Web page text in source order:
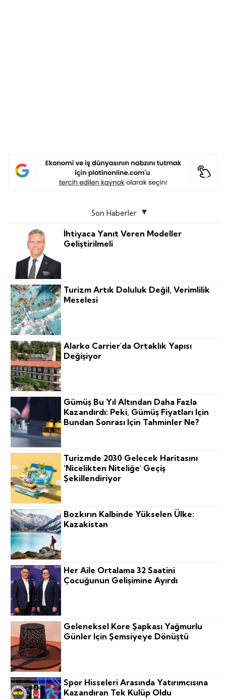
Son Haberler
İhtiyaca Yanıt Veren Modeller
Geliştirilmeli
Turizm Artık Doluluk Değil, Verimlilik
Meselesi
Alarko Carrier'da Ortaklık Yapısı
Değişiyor
Gümüş Bu Yıl Altından Daha Fazla
Kazandırdı: Peki, Gümüş Fiyatları Için
Bundan Sonrası Için Tahminler Ne?
Turizmde 2030 Gelecek Haritasını
‘nicelikten Niteliğe' Geçiş
Şekillendiriyor
Bozkırın Kalbinde Yükselen Ülke:
Kazakistan
Her Aile Ortalama 32 Saatini
Çocuğunun Gelişimine Ayırdı
Geleneksel Kore Şapkası Yağmurlu
Günler Için Şemsiyeye Dönüştü
Spor Hisseleri Arasında Yatırımcısına
Kazandıran Tek Kulüp Oldu